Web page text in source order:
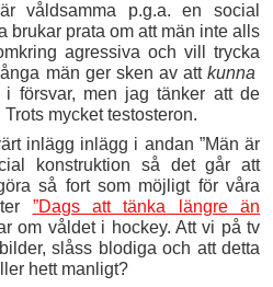
våldsamma p.g.a. en social
brukar prata om att män inte alls
agressiva och vill trycka
män ger sken av att kunna
försvar, men jag tänker att de
mycket testosteron.
inlägg inlägg i andan ”Män är
konstruktion så det går att
så fort som möjligt för våra
”Dags att tänka längre än
om våldet i hockey. Att vi på tv
slåss blodiga och att detta
hett manligt?